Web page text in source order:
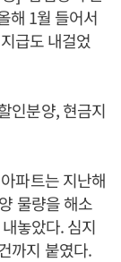
해 1월 들어서
급도 내걸었
인분양, 현금지
파트는 지난해
물량을 해소
놓았다. 심지
까지 붙였다.